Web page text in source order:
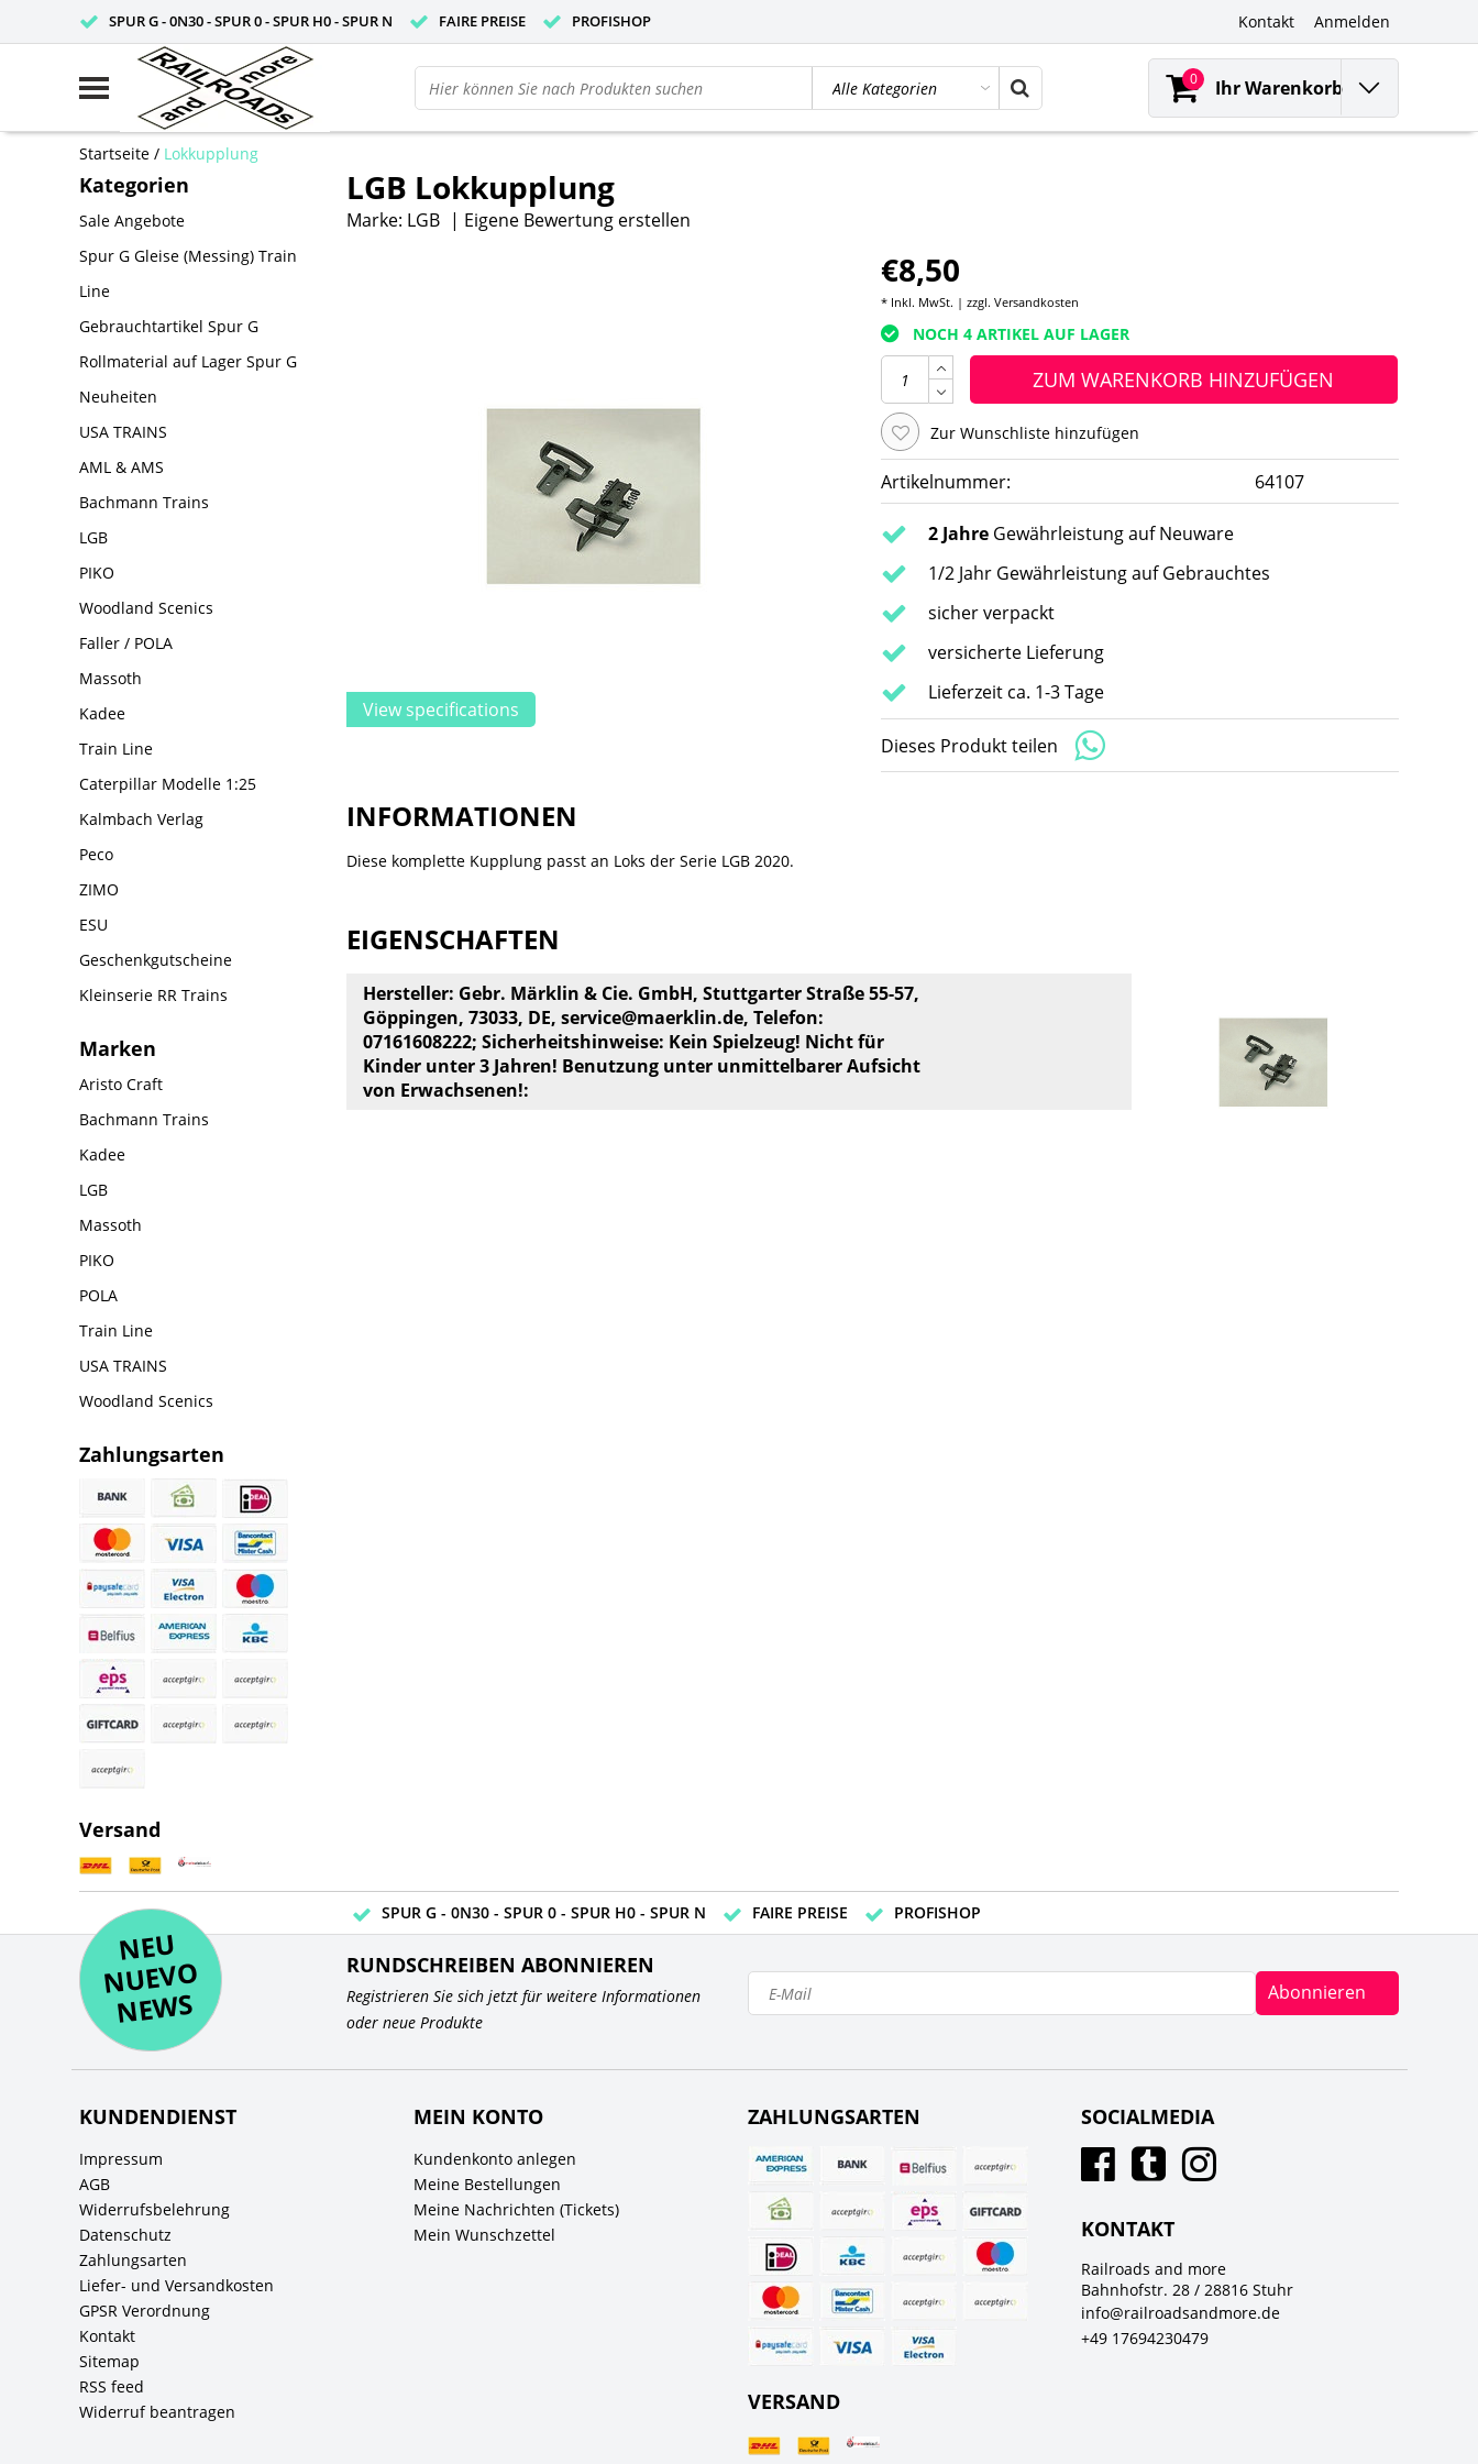
SPUR G - 0N30 - SPUR 0 - SPUR H0 - SPUR N FAIRE PREISE PROFISHOP Kontakt Anmelden
0 Ihr Warenkorb
Startseite / Lokkupplung
Kategorien
Sale Angebote
Spur G Gleise (Messing) Train
Line
Gebrauchtartikel Spur G
Rollmaterial auf Lager Spur G
Neuheiten
USA TRAINS
AML & AMS
Bachmann Trains
LGB
PIKO
Woodland Scenics
Faller / POLA
Massoth
Kadee
Train Line
Caterpillar Modelle 1:25
Kalmbach Verlag
Peco
ZIMO
ESU
Geschenkgutscheine
Kleinserie RR Trains
Marken
Aristo Craft
Bachmann Trains
Kadee
LGB
Massoth
PIKO
POLA
Train Line
USA TRAINS
Woodland Scenics
Zahlungsarten
Versand
LGB Lokkupplung
Marke: LGB | Eigene Bewertung erstellen
View specifications
€8,50
* Inkl. MwSt. | zzgl. Versandkosten
NOCH 4 ARTIKEL AUF LAGER
ZUM WARENKORB HINZUFÜGEN
Zur Wunschliste hinzufügen
Artikelnummer: 64107
2 Jahre Gewährleistung auf Neuware
1/2 Jahr Gewährleistung auf Gebrauchtes
sicher verpackt
versicherte Lieferung
Lieferzeit ca. 1-3 Tage
Dieses Produkt teilen
INFORMATIONEN
Diese komplette Kupplung passt an Loks der Serie LGB 2020.
EIGENSCHAFTEN
Hersteller: Gebr. Märklin & Cie. GmbH, Stuttgarter Straße 55-57,
Göppingen, 73033, DE, service@maerklin.de, Telefon:
07161608222; Sicherheitshinweise: Kein Spielzeug! Nicht für
Kinder unter 3 Jahren! Benutzung unter unmittelbarer Aufsicht
von Erwachsenen!:
SPUR G - 0N30 - SPUR 0 - SPUR H0 - SPUR N FAIRE PREISE PROFISHOP
NE
U
N
UEV
O
NE
WS
RUNDSCHREIBEN ABONNIEREN
Registrieren Sie sich jetzt für weitere Informationen
oder neue Produkte
Abonnieren
KUNDENDIENST
Impressum
AGB
Widerrufsbelehrung
Datenschutz
Zahlungsarten
Liefer- und Versandkosten
GPSR Verordnung
Kontakt
Sitemap
RSS feed
Widerruf beantragen
MEIN KONTO
Kundenkonto anlegen
Meine Bestellungen
Meine Nachrichten (Tickets)
Mein Wunschzettel
ZAHLUNGSARTEN
VERSAND
SOCIALMEDIA
KONTAKT
Railroads and more
Bahnhofstr. 28 / 28816 Stuhr
info@railroadsandmore.de
+49 17694230479